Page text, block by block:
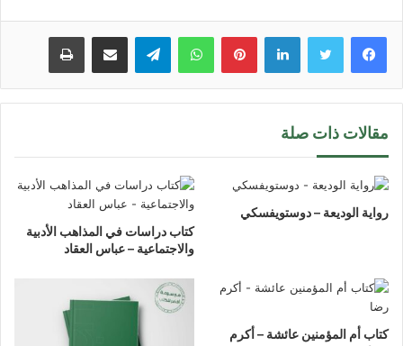
لينكدإن بينتيريستواتساب تيلقرام مشاركة عبر البريد طباعة
مقالات ذات صلة
رواية الوديعة – دوستويفسكي
كتاب دراسات في المذاهب الأدبية
والاجتماعية – عباس العقاد
كتاب أم المؤمنين عائشة – أكرم